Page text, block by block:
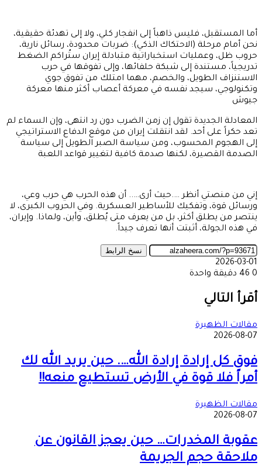
أما المستقبل، فليس ذاهباً إلى انفجار كلي، ولا إلى تهدئة حقيقية،
نحن أمام مرحلة (الاحتكاك الذكي): ضربات محدودة، رسائل نارية،
حروب ظل، وعمليات استخباراتية متبادلة إيران ستُراكم الضغط
تدريجياً، مستندة إلى شبكة حلفائها، وإلى تفوقها في حرب
الاستنزاف الطويل، والخصم، مهما امتلك من تفوق جوي
وتكنولوجي، سيجد نفسه في معركة أعصاب أكثر منها معركة
جيوش
المعادلة الجديدة تقول إن زمن الضرب دون رد انتهى، وإن السماء لم
تعد حكراً على أحد. لقد انتقلت إيران من موقع الدفاع الاستراتيجي
إلى الهجوم المحسوب، ومن سياسة الصبر الطويل إلى سياسة
الصدمة القصيرة، لكنها صدمة كافية لتغيير قواعد اللعبة
إني من منصتي أنظر ….حيث أرى….. أن هذه الحرب هي حرب وعي،
ورسائل قوة، وتفكيك للأساطير العسكرية. وفي الحروب الكبرى، لا
ينتصر من يطلق أكثر، بل من يعرف متى يُطلق، وأين، ولماذا. وإيران،
في هذه الجولة، أثبتت أنها تعرف جيداً.
نسخ الرابط
2026-03-01
0
دقيقة واحدة
عبر
البريد
أقرأ التالي
مقالات الظهيرة
2026-08-07
فوق كل إرادة إرادة الله…. حين يريد الله لك
أمراً فلا قوة في الأرض تستطيع منعه!!
مقالات الظهيرة
2026-08-07
عقوبة المخدرات… حين يعجز القانون عن
ملاحقة حجم الجريمة